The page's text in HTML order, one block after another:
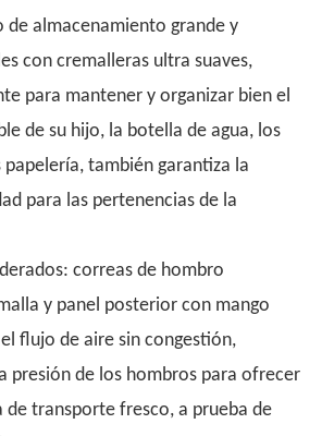
almacenamiento grande y
con cremalleras ultra suaves,
para mantener y organizar bien el
de su hijo, la botella de agua, los
papelería, también garantiza la
para las pertenencias de la
correas de hombro
y panel posterior con mango
flujo de aire sin congestión,
presión de los hombros para ofrecer
de transporte fresco, a prueba de